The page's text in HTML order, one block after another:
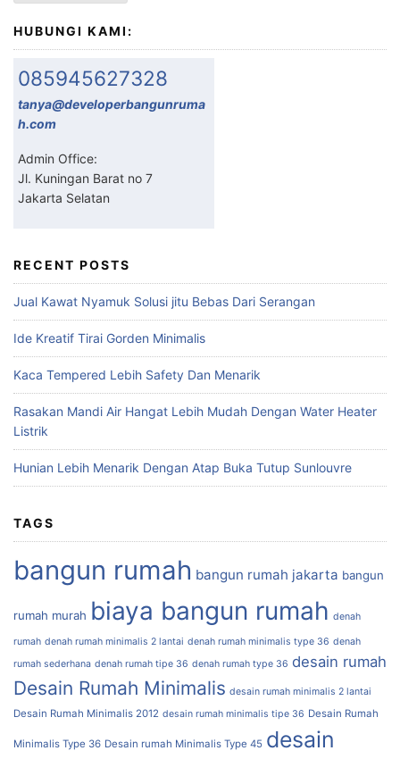
HUBUNGI KAMI:
085945627328
tanya@developerbangunruma
h.com
Admin Office:
Jl. Kuningan Barat no 7
Jakarta Selatan
RECENT POSTS
Jual Kawat Nyamuk Solusi jitu Bebas Dari Serangan
Ide Kreatif Tirai Gorden Minimalis
Kaca Tempered Lebih Safety Dan Menarik
Rasakan Mandi Air Hangat Lebih Mudah Dengan Water Heater
Listrik
Hunian Lebih Menarik Dengan Atap Buka Tutup Sunlouvre
TAGS
bangun rumah bangun rumah jakarta bangun
rumah murah biaya bangun rumah denah
rumah denah rumah minimalis 2 lantai denah rumah minimalis type 36 denah
rumah sederhana denah rumah tipe 36 denah rumah type 36 desain rumah
Desain Rumah Minimalis desain rumah minimalis 2 lantai
Desain Rumah Minimalis 2012 desain rumah minimalis tipe 36 Desain Rumah
Minimalis Type 36 Desain rumah Minimalis Type 45 desain